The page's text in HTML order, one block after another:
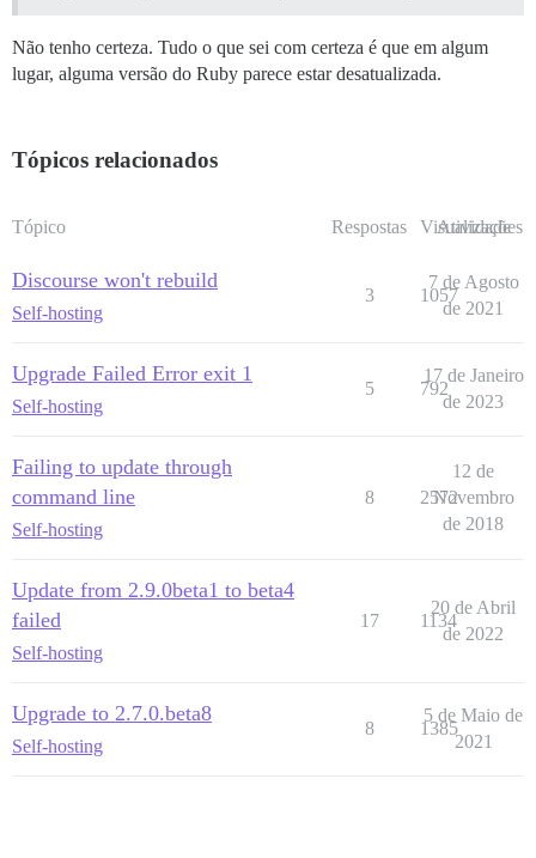
Não tenho certeza. Tudo o que sei com certeza é que em algum
lugar, alguma versão do Ruby parece estar desatualizada.
Tópicos relacionados
Tópico Respostas Visualizações
Atividade
Discourse won't rebuild
Self-hosting
3 1057
7 de Agosto
de 2021
Upgrade Failed Error exit 1
Self-hosting
5 792
17 de Janeiro
de 2023
Failing to update through
command line
Self-hosting
8 2572
12 de
Novembro
de 2018
Update from 2.9.0beta1 to beta4
failed
Self-hosting
17 1134
20 de Abril
de 2022
Upgrade to 2.7.0.beta8
Self-hosting
8 1385
5 de Maio de
2021